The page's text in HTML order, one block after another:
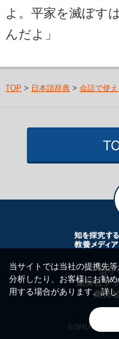
よ。平家を滅ぼす
んだよ」
TOP > 日本語辞典> 会話で使
当サ
集英社プ
集英
©SHUEISHA
当サイトでは当社の提携先
分析したり、お客様にお勧
用する場合があります。詳